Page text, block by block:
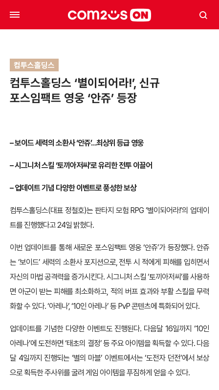
컴투스홀딩스
컴투스홀딩스 ‘별이되어라!’, 신규
포스임팩트 영웅 ‘안쥬’ 등장
– 보이드 세력의 소환사 ‘안쥬’…최상위 등급 영웅
– 시그니처 스킬 ‘토끼아저씨’로 유리한 전투 이끌어
– 업데이트 기념 다양한 이벤트로 풍성한 보상
컴투스홀딩스(대표 정철호)는 판타지 모험 RPG ‘별이되어라!’의 업데이
트를 진행했다고 24일 밝혔다.
이번 업데이트를 통해 새로운 포스임팩트 영웅 ‘안쥬’가 등장했다. 안쥬
는 ‘보이드’ 세력의 소환사 포지션으로, 전투 시 적에게 피해를 입히면서
자신의 마법 공격력을 증가시킨다. 시그니처 스킬 ‘토끼아저씨’를 사용하
면 아군이 받는 피해를 최소화하고, 적의 버프 효과와 부활 스킬을 무력
화할 수 있다. ‘아레나’, ‘10인 아레나’ 등 PvP 콘텐츠에 특화되어 있다.
업데이트를 기념한 다양한 이벤트도 진행된다. 다음달 16일까지 ‘10인
아레나’에 도전하면 ‘태초의 결정’ 등 주요 아이템을 획득할 수 있다. 다음
달 4일까지 진행되는 ‘별의 마블’ 이벤트에서는 ‘도전자 던전’에서 보상
으로 획득한 주사위를 굴려 게임 아이템을 푸짐하게 얻을 수 있다.